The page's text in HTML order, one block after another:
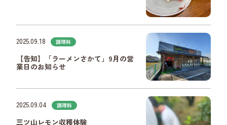
2025.09.18 調理科
【告知】「ラーメンさかて」9月の営
業日のお知らせ
2025.09.04 調理科
三ツ山レモン収穫体験